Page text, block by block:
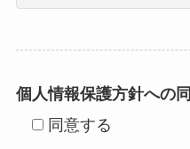
個人情報保護方針への
同意する